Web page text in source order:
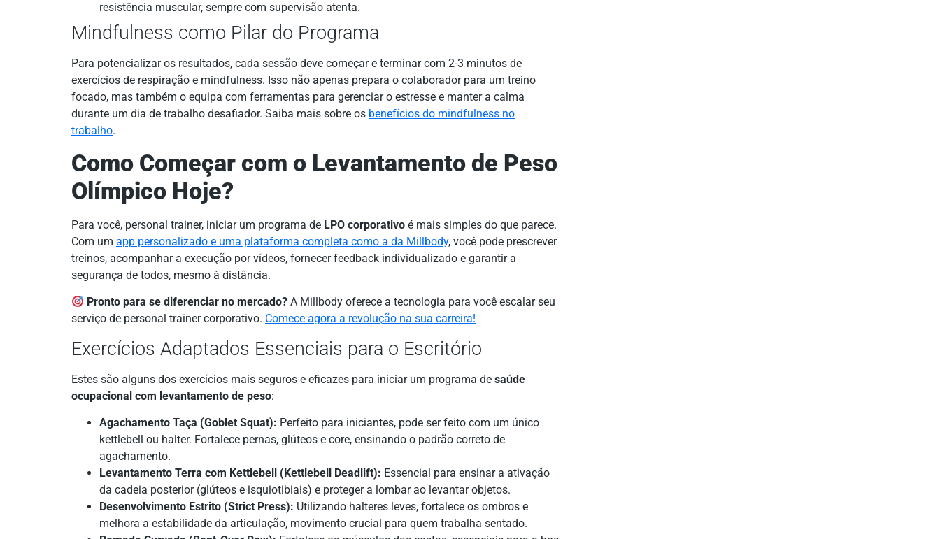
resistência muscular, sempre com supervisão atenta.
Mindfulness como Pilar do Programa
Para potencializar os resultados, cada sessão deve começar e terminar com 2-3 minutos de
exercícios de respiração e mindfulness. Isso não apenas prepara o colaborador para um treino
focado, mas também o equipa com ferramentas para gerenciar o estresse e manter a calma
durante um dia de trabalho desafiador. Saiba mais sobre os benefícios do mindfulness no
trabalho.
Como Começar com o Levantamento de Peso
Olímpico Hoje?
Para você, personal trainer, iniciar um programa de LPO corporativo é mais simples do que parece.
Com um app personalizado e uma plataforma completa como a da Millbody, você pode prescrever
treinos, acompanhar a execução por vídeos, fornecer feedback individualizado e garantir a
segurança de todos, mesmo à distância.
Pronto para se diferenciar no mercado? A Millbody oferece a tecnologia para você escalar seu
serviço de personal trainer corporativo. Comece agora a revolução na sua carreira!
Exercícios Adaptados Essenciais para o Escritório
Estes são alguns dos exercícios mais seguros e eficazes para iniciar um programa de saúde
ocupacional com levantamento de peso:
Agachamento Taça (Goblet Squat): Perfeito para iniciantes, pode ser feito com um único
kettlebell ou halter. Fortalece pernas, glúteos e core, ensinando o padrão correto de
agachamento.
Levantamento Terra com Kettlebell (Kettlebell Deadlift): Essencial para ensinar a ativação
da cadeia posterior (glúteos e isquiotibiais) e proteger a lombar ao levantar objetos.
Desenvolvimento Estrito (Strict Press): Utilizando halteres leves, fortalece os ombros e
melhora a estabilidade da articulação, movimento crucial para quem trabalha sentado.